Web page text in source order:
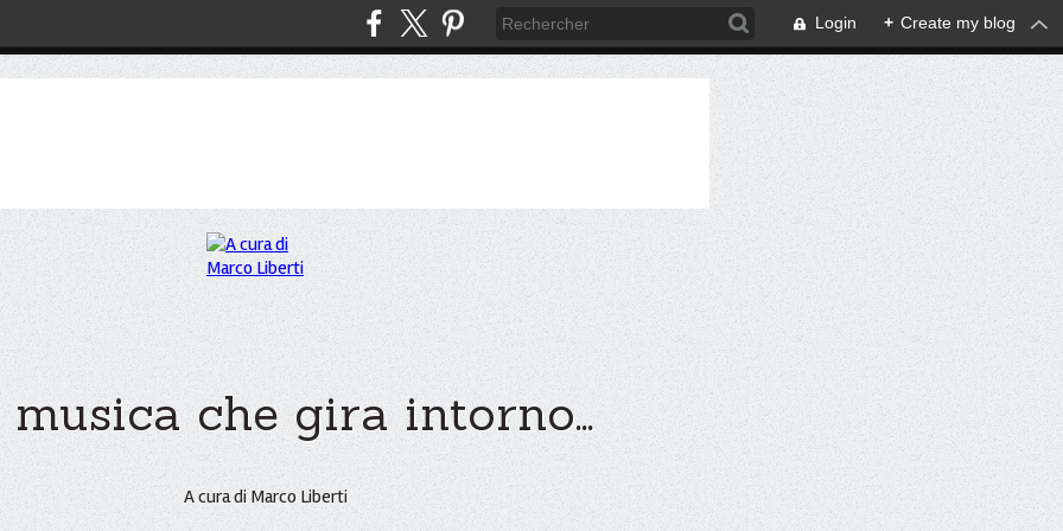
Login + Create my blog
che gira intorno...
A cura di Marco Liberti